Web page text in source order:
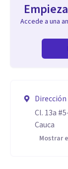
Accede a una
Cl. 13a
Cauca
Mostrar